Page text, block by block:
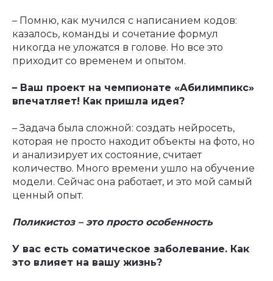
– Помню, как мучился с написанием кодов:
казалось, команды и сочетание формул
никогда не уложатся в голове. Но все это
приходит со временем и опытом.
– Ваш проект на чемпионате «Абилимпикс»
впечатляет! Как пришла идея?
– Задача была сложной: создать нейросеть,
которая не просто находит объекты на фото, но
и анализирует их состояние, считает
количество. Много времени ушло на обучение
модели. Сейчас она работает, и это мой самый
ценный опыт.
Поликистоз – это просто особенность
У вас есть соматическое заболевание. Как
это влияет на вашу жизнь?